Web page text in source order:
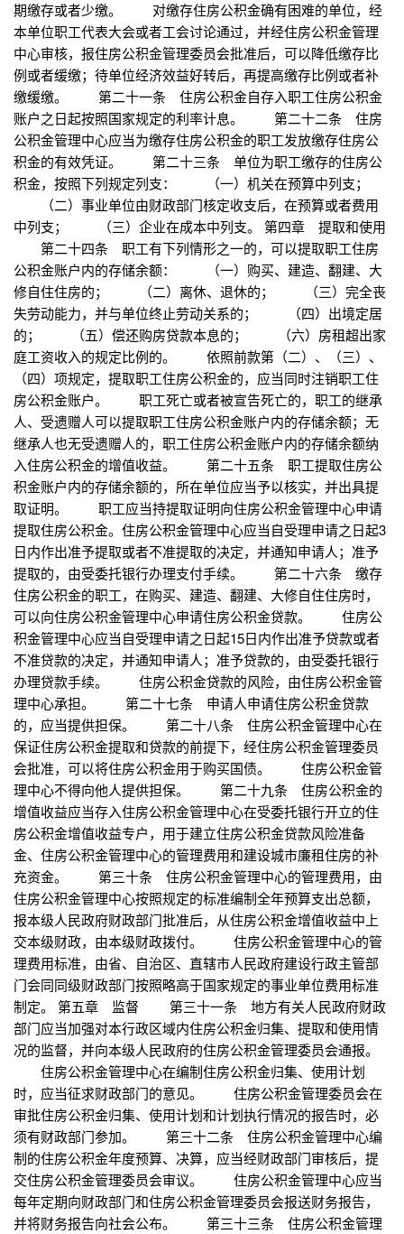
期缴存或者少缴。 对缴存住房公积金确有困难的单位，经
本单位职工代表大会或者工会讨论通过，并经住房公积金管理
中心审核，报住房公积金管理委员会批准后，可以降低缴存比
例或者缓缴；待单位经济效益好转后，再提高缴存比例或者补
缴缓缴。 第二十一条 住房公积金自存入职工住房公积金
账户之日起按照国家规定的利率计息。 第二十二条 住房
公积金管理中心应当为缴存住房公积金的职工发放缴存住房公
积金的有效凭证。 第二十三条 单位为职工缴存的住房公
积金，按照下列规定列支： （一）机关在预算中列支；
（二）事业单位由财政部门核定收支后，在预算或者费用
中列支； （三）企业在成本中列支。 第四章 提取和使用
第二十四条 职工有下列情形之一的，可以提取职工住房
公积金账户内的存储余额： （一）购买、建造、翻建、大
修自住住房的； （二）离休、退休的； （三）完全丧
失劳动能力，并与单位终止劳动关系的； （四）出境定居
的； （五）偿还购房贷款本息的； （六）房租超出家
庭工资收入的规定比例的。 依照前款第（二）、（三）、
（四）项规定，提取职工住房公积金的，应当同时注销职工住
房公积金账户。 职工死亡或者被宣告死亡的，职工的继承
人、受遗赠人可以提取职工住房公积金账户内的存储余额；无
继承人也无受遗赠人的，职工住房公积金账户内的存储余额纳
入住房公积金的增值收益。 第二十五条 职工提取住房公
积金账户内的存储余额的，所在单位应当予以核实，并出具提
取证明。 职工应当持提取证明向住房公积金管理中心申请
提取住房公积金。住房公积金管理中心应当自受理申请之日起3
日内作出准予提取或者不准提取的决定，并通知申请人；准予
提取的，由受委托银行办理支付手续。 第二十六条 缴存
住房公积金的职工，在购买、建造、翻建、大修自住住房时，
可以向住房公积金管理中心申请住房公积金贷款。 住房公
积金管理中心应当自受理申请之日起15日内作出准予贷款或者
不准贷款的决定，并通知申请人；准予贷款的，由受委托银行
办理贷款手续。 住房公积金贷款的风险，由住房公积金管
理中心承担。 第二十七条 申请人申请住房公积金贷款
的，应当提供担保。 第二十八条 住房公积金管理中心在
保证住房公积金提取和贷款的前提下，经住房公积金管理委员
会批准，可以将住房公积金用于购买国债。 住房公积金管
理中心不得向他人提供担保。 第二十九条 住房公积金的
增值收益应当存入住房公积金管理中心在受委托银行开立的住
房公积金增值收益专户，用于建立住房公积金贷款风险准备
金、住房公积金管理中心的管理费用和建设城市廉租住房的补
充资金。 第三十条 住房公积金管理中心的管理费用，由
住房公积金管理中心按照规定的标准编制全年预算支出总额，
报本级人民政府财政部门批准后，从住房公积金增值收益中上
交本级财政，由本级财政拨付。 住房公积金管理中心的管
理费用标准，由省、自治区、直辖市人民政府建设行政主管部
门会同同级财政部门按照略高于国家规定的事业单位费用标准
制定。 第五章 监督 第三十一条 地方有关人民政府财政
部门应当加强对本行政区域内住房公积金归集、提取和使用情
况的监督，并向本级人民政府的住房公积金管理委员会通报。
住房公积金管理中心在编制住房公积金归集、使用计划
时，应当征求财政部门的意见。 住房公积金管理委员会在
审批住房公积金归集、使用计划和计划执行情况的报告时，必
须有财政部门参加。 第三十二条 住房公积金管理中心编
制的住房公积金年度预算、决算，应当经财政部门审核后，提
交住房公积金管理委员会审议。 住房公积金管理中心应当
每年定期向财政部门和住房公积金管理委员会报送财务报告，
并将财务报告向社会公布。 第三十三条 住房公积金管理